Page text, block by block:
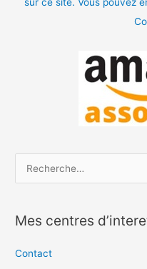
h
e
Mes centres
Contact